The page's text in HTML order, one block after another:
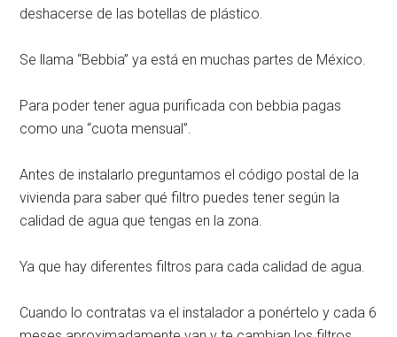
deshacerse de las botellas de plástico.
Se llama “Bebbia” ya está en muchas partes de México.
Para poder tener agua purificada con bebbia pagas
como una “cuota mensual”.
Antes de instalarlo preguntamos el código postal de la
vivienda para saber qué filtro puedes tener según la
calidad de agua que tengas en la zona.
Ya que hay diferentes filtros para cada calidad de agua.
Cuando lo contratas va el instalador a ponértelo y cada 6